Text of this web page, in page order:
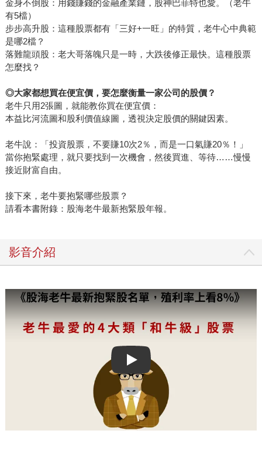
金身不倒股：用錢賺錢的金融產業鏈，股神巴菲特也愛。（老牛
有5檔）
步步高升股：這種股票都有「三好+一旺」的特質，老牛心中典範
是哪2檔？
落難龍頭股：老大哥落魄只是一時，大跌後修正最快。這種股票
怎麼找？
◎大家都想買在便宜價，要怎麼衡量一家公司的股價？
老牛只用2張圖，就能教你買在便宜價：
本益比河流圖和股利價值線圖，透視決定股價的關鍵因素。
老牛說：「投資股票，不要賺10次2％，而是一口氣賺20％！」
當你抱緊處理，就只要找到一次機會，然後買進、等待……慢慢
接近財富自由。
接下來，老牛要抱緊哪些股票？
請看本書附錄：股海老牛最新抱緊股年報。
影音介紹
Play video